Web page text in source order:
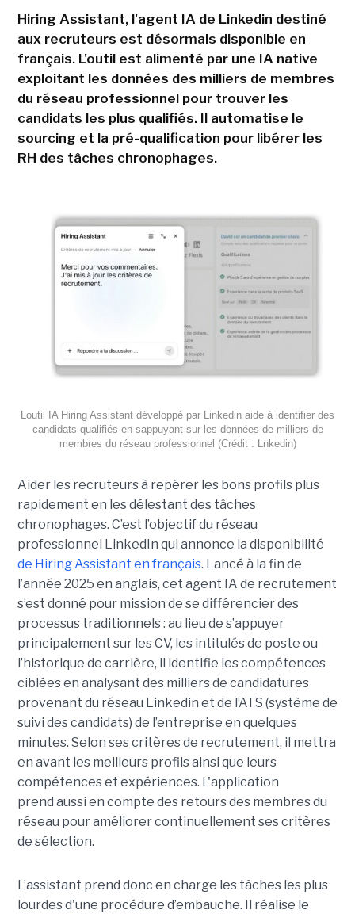
Hiring Assistant, l'agent IA de Linkedin destiné
aux recruteurs est désormais disponible en
français. L'outil est alimenté par une IA native
exploitant les données des milliers de membres
du réseau professionnel pour trouver les
candidats les plus qualifiés. Il automatise le
sourcing et la pré-qualification pour libérer les
RH des tâches chronophages.
Loutil IA Hiring Assistant développé par Linkedin aide à identifier des
candidats qualifiés en sappuyant sur les données de milliers de
membres du réseau professionnel (Crédit : Lnkedin)
Aider les recruteurs à repérer les bons profils plus
rapidement en les délestant des tâches
chronophages. C’est l’objectif du réseau
professionnel LinkedIn qui annonce la disponibilité
de Hiring Assistant en français. Lancé à la fin de
l’année 2025 en anglais, cet agent IA de recrutement
s’est donné pour mission de se différencier des
processus traditionnels : au lieu de s’appuyer
principalement sur les CV, les intitulés de poste ou
l’historique de carrière, il identifie les compétences
ciblées en analysant des milliers de candidatures
provenant du réseau Linkedin et de l’ATS (système de
suivi des candidats) de l’entreprise en quelques
minutes. Selon ses critères de recrutement, il mettra
en avant les meilleurs profils ainsi que leurs
compétences et expériences. L'application
prend aussi en compte des retours des membres du
réseau pour améliorer continuellement ses critères
de sélection.
L’assistant prend donc en charge les tâches les plus
lourdes d'une procédure d’embauche. Il réalise le